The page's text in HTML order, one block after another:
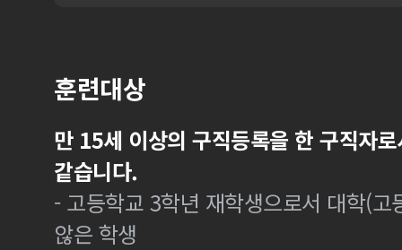
훈련대상
만 15세 이상의 구직등록을 한 구직자
같습니다.
- 고등학교 3학년 재학생으로서 대학(고
않은 학생